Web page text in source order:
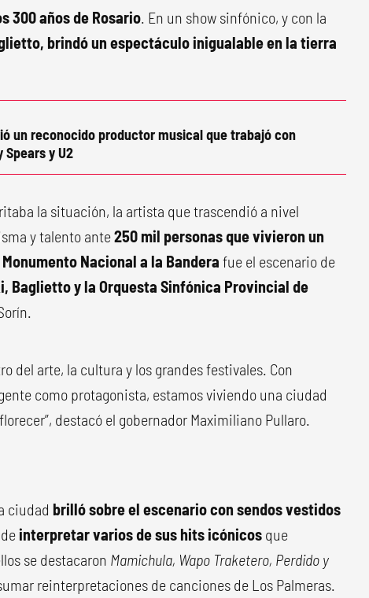
300 años de Rosario. En un show sinfónico, y con la
brindó un espectáculo inigualable en la tierra
un reconocido productor musical que trabajó con
Spears y U2
la situación, la artista que trascendió a nivel
y talento ante250 mil personas que vivieron un
Monumento Nacional a la Bandera fue el escenario de
Baglietto y la Orquesta Sinfónica Provincial de
del arte, la cultura y los grandes festivales. Con
como protagonista, estamos viviendo una ciudad
destacó el gobernador Maximiliano Pullaro.
ciudad brilló sobre el escenario con sendos vestidos
interpretar varios de sus hits icónicos que
se destacaron Mamichula, Wapo Traketero, Perdido y
reinterpretaciones de canciones de Los Palmeras.